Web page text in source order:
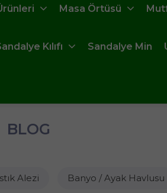
Masa Örtüsü
Kılıfı Sandalye Min
BLOG
Alezi Banyo / Ayak Havlusu